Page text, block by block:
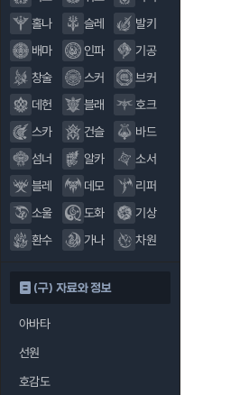
홀나
슬레
발키
배마
인파
기공
창술
스커
브커
데헌
블래
호크
스카
건슬
바드
섬너
알카
소서
블레
데모
리퍼
소울
도화
기상
환수
가나 차원
(구) 자료와 정보
아바타
선원
호감도